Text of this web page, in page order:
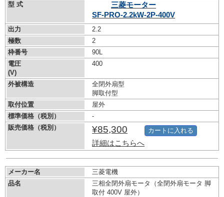
型 式
三菱モーター
SF-PRO-2.2kW-2P-400V
出力
2.2
極数
2
枠番号
90L
電圧
(V)
400
外被構造
全閉外扇型
脚取付型
取付位置
屋外
標準価格（税別）
-
販売価格（税別）
¥85,300
詳細はこちらへ
カートに入れる
メーカー名
三菱電機
品名
三相全閉外扇モータ（全閉外扇モータ 脚
取付 400V 屋外）